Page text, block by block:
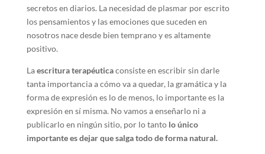
secretos en diarios. La necesidad de plasmar por escrito
los pensamientos y las emociones que suceden en
nosotros nace desde bien temprano y es altamente
positivo.
Laescritura terapéuticaconsiste en escribir sin darle
tanta importancia a cómo va a quedar, la gramática y la
forma de expresión es lo de menos, lo importante es la
expresión en sí misma. No vamos a enseñarlo ni a
publicarlo en ningún sitio, por lo tantolo único
importante es dejar que salga todo de forma natural.